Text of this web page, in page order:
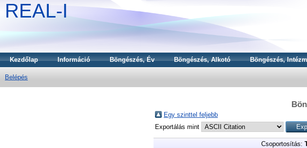
REAL-I
Kezdőlap Információ Böngészés, Év Böngészés, Alkotó Böngészés,
Belépés
Egy szinttel feljebb
Exportálás mint
Csoportosítás: